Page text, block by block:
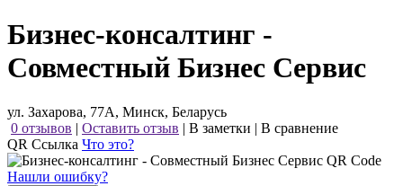
Бизнес-консалтинг -
Совместный Бизнес Сервис
ул. Захарова, 77А, Минск, Беларусь
0 отзывов | Оставить отзыв | В заметки | В сравнение
QR Ссылка Что это?
Нашли ошибку?